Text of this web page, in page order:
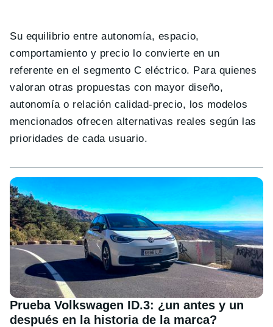
Su equilibrio entre autonomía, espacio,
comportamiento y precio lo convierte en un
referente en el segmento C eléctrico. Para quienes
valoran otras propuestas con mayor diseño,
autonomía o relación calidad-precio, los modelos
mencionados ofrecen alternativas reales según las
prioridades de cada usuario.
Prueba Volkswagen ID.3: ¿un antes y un
después en la historia de la marca?